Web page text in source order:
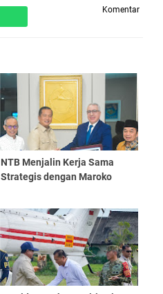
Komentar
NTB Menjalin Kerja Sama
Strategis dengan Maroko